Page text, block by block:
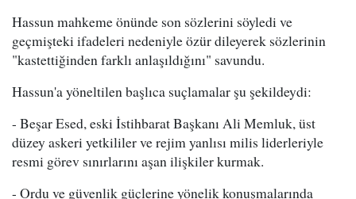
Hassun mahkeme önünde son sözlerini söyledi ve
geçmişteki ifadeleri nedeniyle özür dileyerek sözlerinin
"kastettiğinden farklı anlaşıldığını" savundu.
Hassun'a yöneltilen başlıca suçlamalar şu şekildeydi:
- Beşar Esed, eski İstihbarat Başkanı Ali Memluk, üst
düzey askeri yetkililer ve rejim yanlısı milis liderleriyle
resmi görev sınırlarını aşan ilişkiler kurmak.
- Ordu ve güvenlik güçlerine yönelik konuşmalarında